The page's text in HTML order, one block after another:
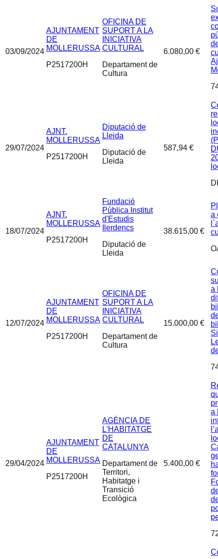
03/09/2024
AJUNTAMENT
DE
MOLLERUSSA
P2517200H
OFICINA DE
SUPORT A LA
INICIATIVA
CULTURAL
Departament de
Cultura
6.080,00 €
29/07/2024
AJNT.
MOLLERUSSA
P2517200H
Diputació de
Lleida
Diputació de
Lleida
587,94 €
18/07/2024
AJNT.
MOLLERUSSA
P2517200H
Fundació
Pública Institut
d'Estudis
Ilerdencs
Diputació de
Lleida
38.615,00 €
a
12/07/2024
AJUNTAMENT
DE
MOLLERUSSA
P2517200H
OFICINA DE
SUPORT A LA
INICIATIVA
CULTURAL
Departament de
Cultura
15.000,00 €
a
29/04/2024
AJUNTAMENT
DE
MOLLERUSSA
P2517200H
AGÈNCIA DE
L'HABITATGE
DE
CATALUNYA
Departament de
Territori,
Habitatge i
Transició
Ecològica
5.400,00 €
a